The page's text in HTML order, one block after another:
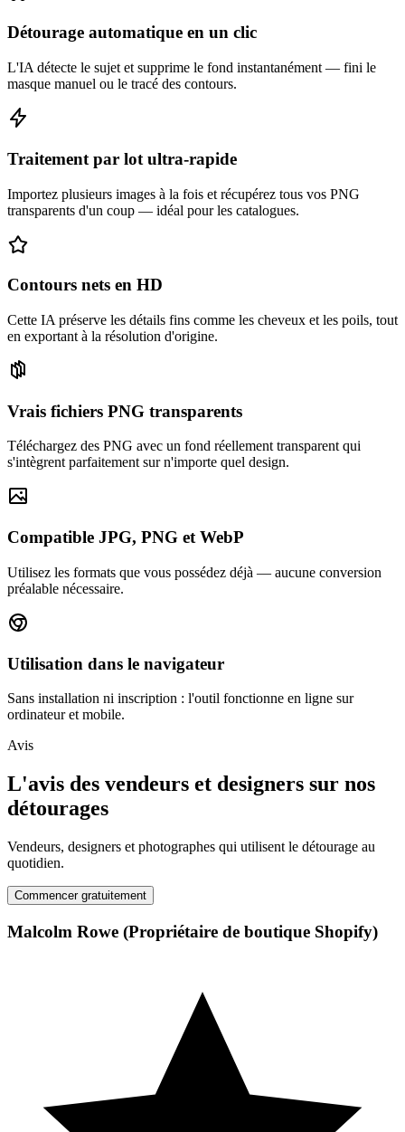
Détourage automatique en un clic
L'IA détecte le sujet et supprime le fond instantanément — fini le
masque manuel ou le tracé des contours.
Traitement par lot ultra-rapide
Importez plusieurs images à la fois et récupérez tous vos PNG
transparents d'un coup — idéal pour les catalogues.
Contours nets en HD
Cette IA préserve les détails fins comme les cheveux et les poils, tout
en exportant à la résolution d'origine.
Vrais fichiers PNG transparents
Téléchargez des PNG avec un fond réellement transparent qui
s'intègrent parfaitement sur n'importe quel design.
Compatible JPG, PNG et WebP
Utilisez les formats que vous possédez déjà — aucune conversion
préalable nécessaire.
Utilisation dans le navigateur
Sans installation ni inscription : l'outil fonctionne en ligne sur
ordinateur et mobile.
Avis
L'avis des vendeurs et designers sur nos
détourages
Vendeurs, designers et photographes qui utilisent le détourage au
quotidien.
Commencer gratuitement
Malcolm Rowe (Propriétaire de boutique Shopify)